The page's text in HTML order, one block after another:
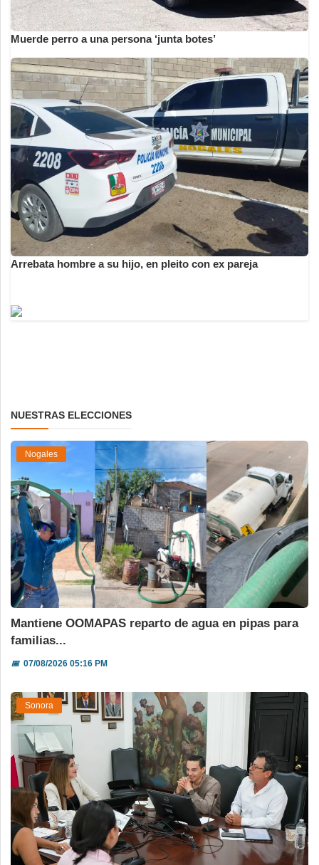
Muerde perro a una persona ‘junta botes’
Arrebata hombre a su hijo, en pleito con ex pareja
NUESTRAS ELECCIONES
Nogales
Mantiene OOMAPAS reparto de agua en pipas para
familias...
📅07/08/2026 05:16 PM
Sonora